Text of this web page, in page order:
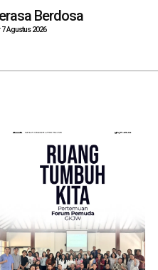
Berdosa
Agustus 2026